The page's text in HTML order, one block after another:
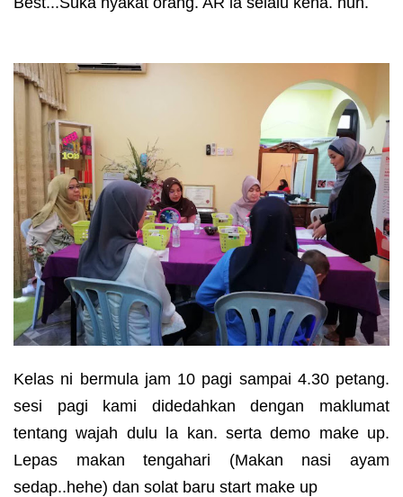
Kelas ni bermula jam 10 pagi sampai 4.30 petang.
sesi pagi kami didedahkan dengan maklumat
tentang wajah dulu la kan. serta demo make up.
Lepas makan tengahari (Makan nasi ayam
sedap..hehe) dan solat baru start make up